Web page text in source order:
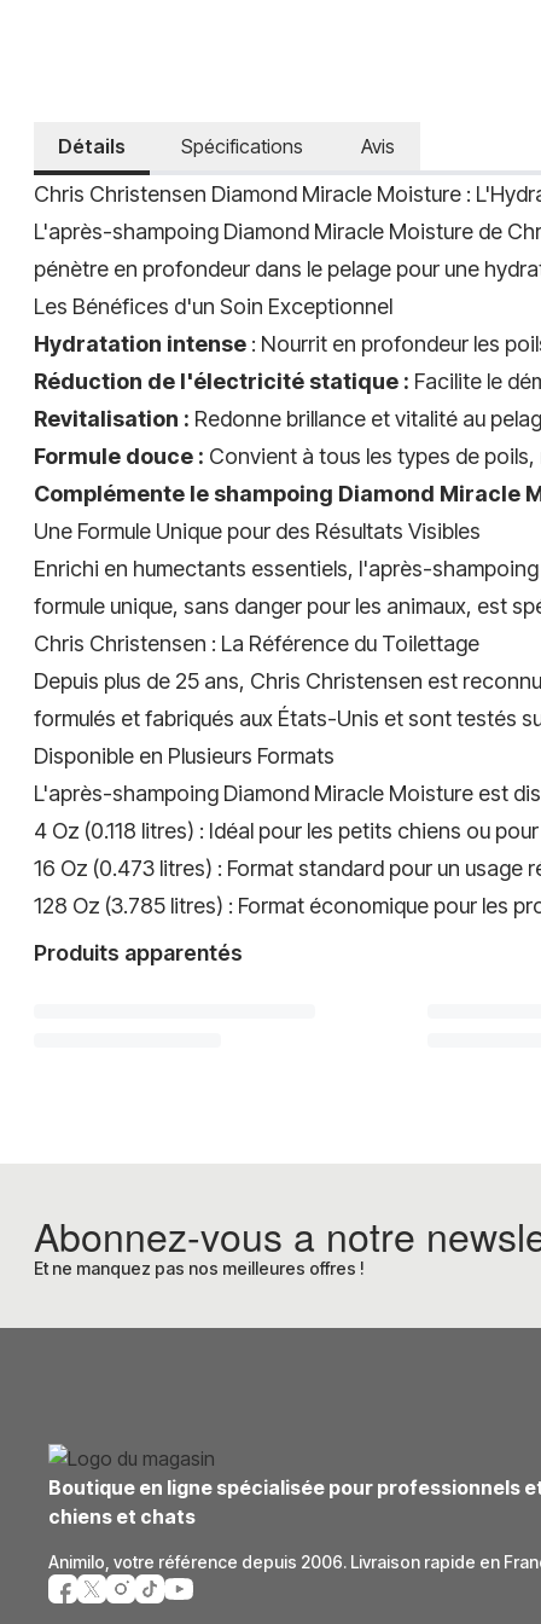
Détails Spécifications Avis
Chris Christensen Diamond Miracle Moisture :
L'après-shampoing Diamond Miracle Moisture de
pénètre en profondeur dans le pelage pour une
Les Bénéfices d'un Soin Exceptionnel
Hydratation intense : Nourrit en profondeur les
Réduction de l'électricité statique : Facilite le
Revitalisation : Redonne brillance et vitalité au
Formule douce : Convient à tous les types de poils,
Complémente le shampoing Diamond Miracle
Une Formule Unique pour des Résultats Visibles
Enrichi en humectants essentiels, l'après-
formule unique, sans danger pour les animaux, est
Chris Christensen : La Référence du Toilettage
Depuis plus de 25 ans, Chris Christensen est
formulés et fabriqués aux États-Unis et sont testés
Disponible en Plusieurs Formats
L'après-shampoing Diamond Miracle Moisture est
4 Oz (0.118 litres) : Idéal pour les petits chiens ou
16 Oz (0.473 litres) : Format standard pour un usage
128 Oz (3.785 litres) : Format économique pour les
Produits apparentés
Abonnez-vous a notre
Et ne manquez pas nos meilleures offres !
Boutique en ligne spécialisée pour professionnels
chiens et chats
Animilo, votre référence depuis 2006. Livraison rapide en